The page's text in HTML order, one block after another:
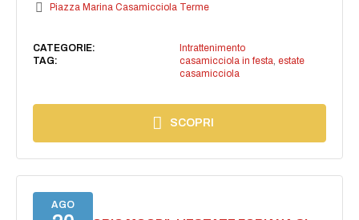
Piazza Marina Casamicciola Terme
CATEGORIE:
Intrattenimento
TAG:
casamicciola in festa, estate
casamicciola
SCOPRI
AGO